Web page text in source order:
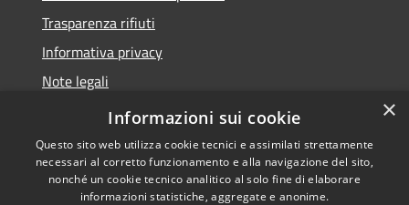
Trasparenza rifiuti
Informativa privacy
Note legali
Dichiarazione di accessibilità
×
Informazioni sui cookie
Questo sito web utilizza cookie tecnici e assimilati strettamente
necessari al corretto funzionamento e alla navigazione del sito,
nonché un cookie tecnico analitico al solo fine di elaborare
informazioni statistiche, aggregate e anonime.